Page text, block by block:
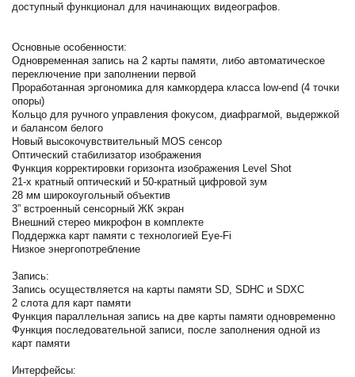
доступный функционал для начинающих видеографов.
Основные особенности:
Одновременная запись на 2 карты памяти, либо автоматическое
переключение при заполнении первой
Проработанная эргономика для камкордера класса low-end (4 точки
опоры)
Кольцо для ручного управления фокусом, диафрагмой, выдержкой
и балансом белого
Новый высокочувствительный MOS сенсор
Оптический стабилизатор изображения
Функция корректировки горизонта изображения Level Shot
21-х кратный оптический и 50-кратный цифровой зум
28 мм широкоугольный объектив
3” встроенный сенсорный ЖК экран
Внешний стерео микрофон в комплекте
Поддержка карт памяти с технологией Eye-Fi
Низкое энергопотребление
Запись:
Запись осуществляется на карты памяти SD, SDHC и SDXC
2 слота для карт памяти
Функция параллельная запись на две карты памяти одновременно
Функция последовательной записи, после заполнения одной из
карт памяти
Интерфейсы: